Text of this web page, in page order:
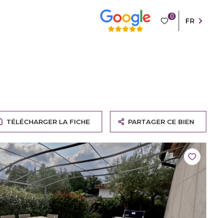
0
FR
TÉLÉCHARGER LA FICHE PARTAGER CE BIEN